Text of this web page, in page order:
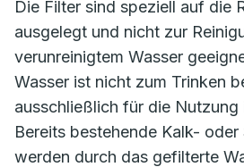
Die Filter sind speziell auf die
ausgelegt und nicht zur
verunreinigtem Wasser
Wasser ist nicht zum Trinken
ausschließlich für die Nutzung
Bereits bestehende Kalk-
werden durch das gefilterte